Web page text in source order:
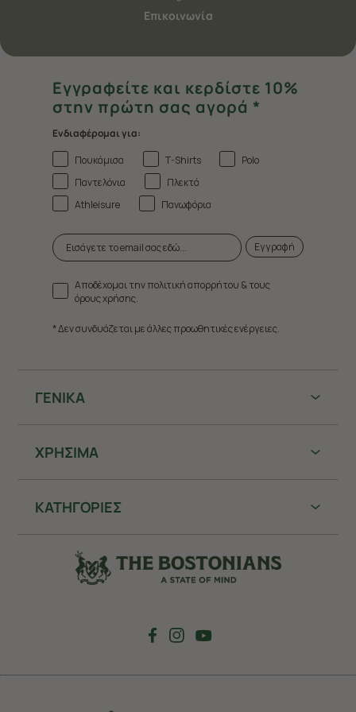
Επικοινωνία
ΓΕΝΙΚΑ
ΧΡHΣΙΜΑ
ΚΑΤΗΓΟΡΙΕΣ
Εγγραφείτε και κερδίστε 10%
στην πρώτη σας αγορά *
Ενδιαφέρομαι για:
Πουκάμισα
T-Shirts
Polo
Παντελόνια
Πλεκτά
Athleisure
Πανωφόρια
Εγγραφή
Αποδέχομαι την πολιτική απορρήτου & τους
όρους χρήσης.
* Δεν συνδυάζεται με άλλες προωθητικές ενέργειες.